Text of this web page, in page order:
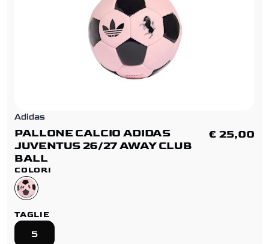
Adidas
PALLONE CALCIO ADIDAS
JUVENTUS 26/27 AWAY CLUB
BALL
€ 25,00
COLORI
TAGLIE
5